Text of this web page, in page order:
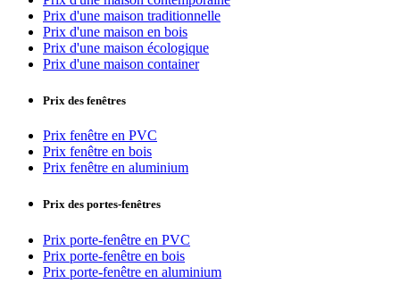
Prix d'une maison traditionnelle
Prix d'une maison en bois
Prix d'une maison écologique
Prix d'une maison container
Prix des fenêtres
Prix fenêtre en PVC
Prix fenêtre en bois
Prix fenêtre en aluminium
Prix des portes-fenêtres
Prix porte-fenêtre en PVC
Prix porte-fenêtre en bois
Prix porte-fenêtre en aluminium